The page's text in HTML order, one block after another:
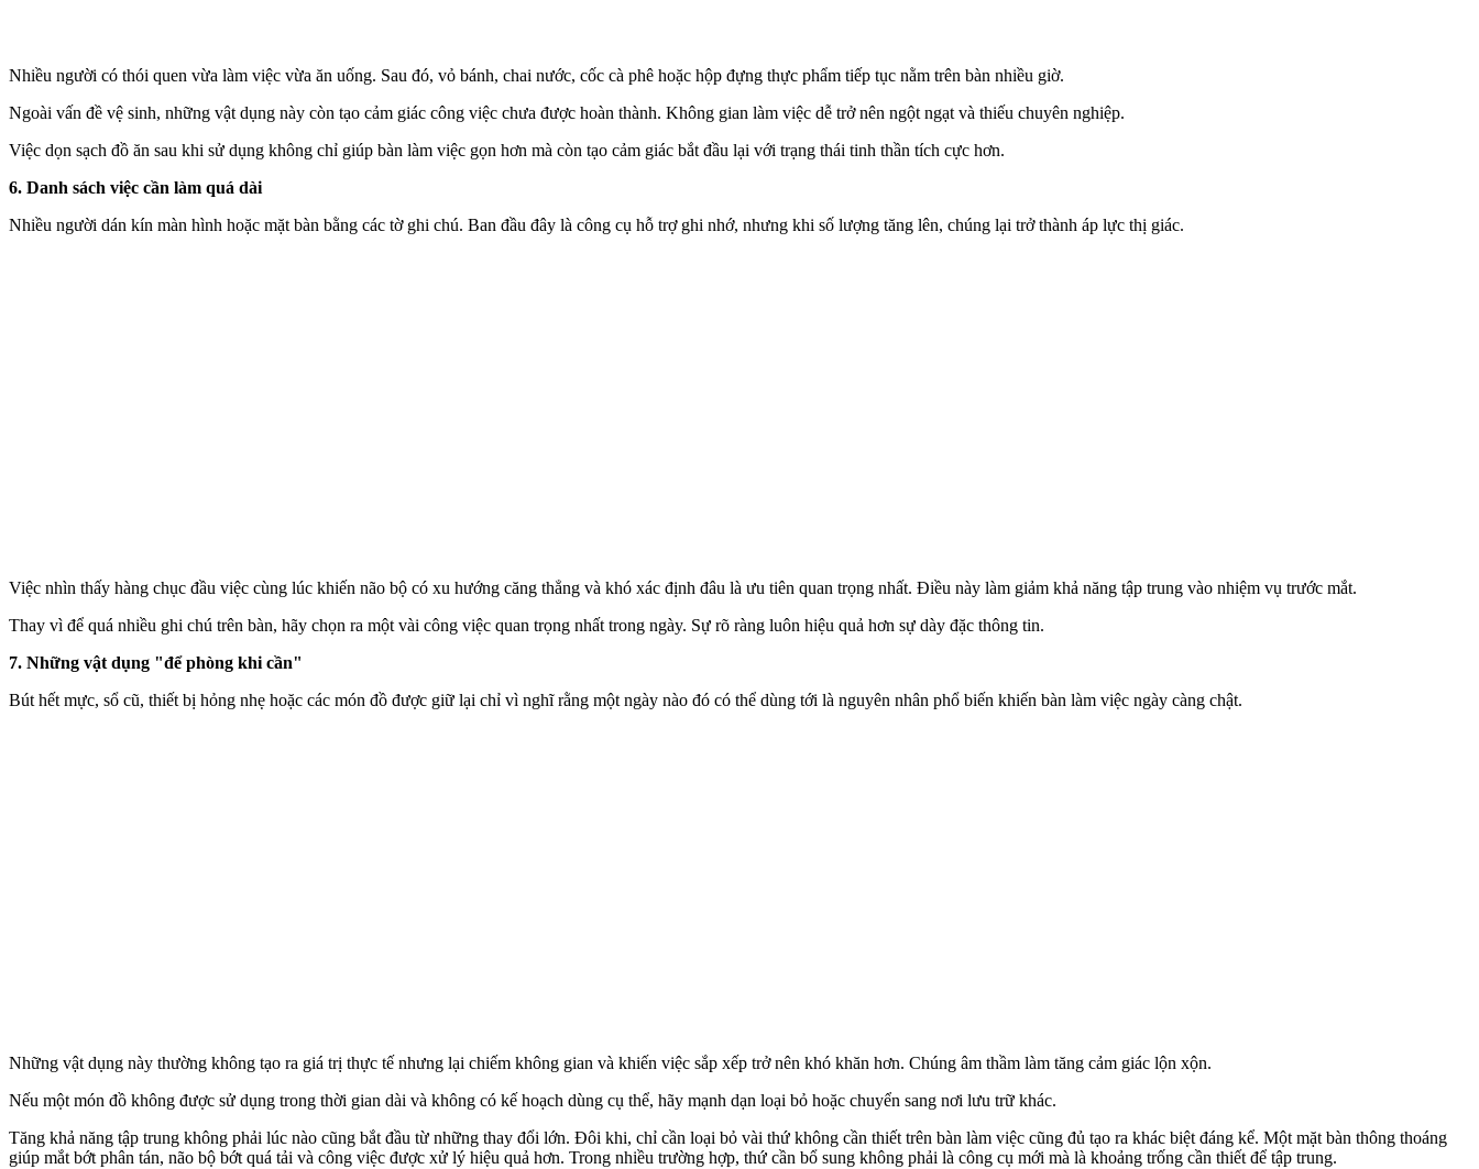
Nhiều người có thói quen vừa làm việc vừa ăn uống. Sau đó, vỏ bánh, chai nước, cốc cà phê hoặc hộp đựng thực phẩm tiếp tục nằm trên bàn nhiều giờ.
Ngoài vấn đề vệ sinh, những vật dụng này còn tạo cảm giác công việc chưa được hoàn thành. Không gian làm việc dễ trở nên ngột ngạt và thiếu chuyên nghiệp.
Việc dọn sạch đồ ăn sau khi sử dụng không chỉ giúp bàn làm việc gọn hơn mà còn tạo cảm giác bắt đầu lại với trạng thái tinh thần tích cực hơn.
6. Danh sách việc cần làm quá dài
Nhiều người dán kín màn hình hoặc mặt bàn bằng các tờ ghi chú. Ban đầu đây là công cụ hỗ trợ ghi nhớ, nhưng khi số lượng tăng lên, chúng lại trở thành áp lực thị giác.
Việc nhìn thấy hàng chục đầu việc cùng lúc khiến não bộ có xu hướng căng thẳng và khó xác định đâu là ưu tiên quan trọng nhất. Điều này làm giảm khả năng tập trung vào nhiệm vụ trước mắt.
Thay vì để quá nhiều ghi chú trên bàn, hãy chọn ra một vài công việc quan trọng nhất trong ngày. Sự rõ ràng luôn hiệu quả hơn sự dày đặc thông tin.
7. Những vật dụng "để phòng khi cần"
Bút hết mực, sổ cũ, thiết bị hỏng nhẹ hoặc các món đồ được giữ lại chỉ vì nghĩ rằng một ngày nào đó có thể dùng tới là nguyên nhân phổ biến khiến bàn làm việc ngày càng chật.
Những vật dụng này thường không tạo ra giá trị thực tế nhưng lại chiếm không gian và khiến việc sắp xếp trở nên khó khăn hơn. Chúng âm thầm làm tăng cảm giác lộn xộn.
Nếu một món đồ không được sử dụng trong thời gian dài và không có kế hoạch dùng cụ thể, hãy mạnh dạn loại bỏ hoặc chuyển sang nơi lưu trữ khác.
Tăng khả năng tập trung không phải lúc nào cũng bắt đầu từ những thay đổi lớn. Đôi khi, chỉ cần loại bỏ vài thứ không cần thiết trên bàn làm việc cũng đủ tạo ra khác biệt đáng kể. Một mặt bàn thông thoáng
giúp mắt bớt phân tán, não bộ bớt quá tải và công việc được xử lý hiệu quả hơn. Trong nhiều trường hợp, thứ cần bổ sung không phải là công cụ mới mà là khoảng trống cần thiết để tập trung.